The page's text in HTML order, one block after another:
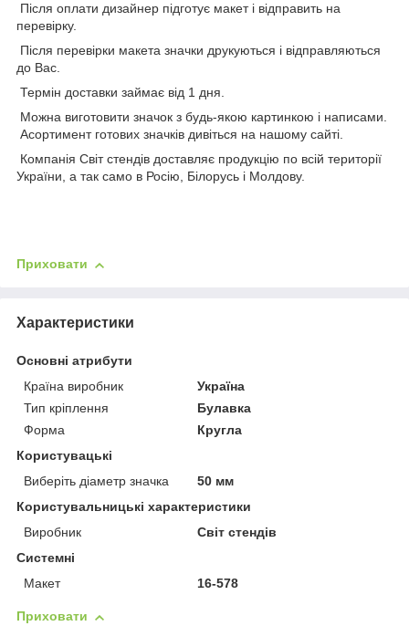
Після оплати дизайнер підготує макет і відправить на
перевірку.
Після перевірки макета значки друкуються і відправляються
до Вас.
Термін доставки займає від 1 дня.
Можна виготовити значок з будь-якою картинкою і написами.
Асортимент готових значків дивіться на нашому сайті.
Компанія Світ стендів доставляє продукцію по всій території
України, а так само в Росію, Білорусь і Молдову.
Приховати
Характеристики
Основні атрибути
Країна виробник
Україна
Тип кріплення
Булавка
Форма
Кругла
Користувацькі
Виберіть діаметр значка
50 мм
Користувальницькі характеристики
Виробник
Світ стендів
Системні
Макет
16-578
Приховати